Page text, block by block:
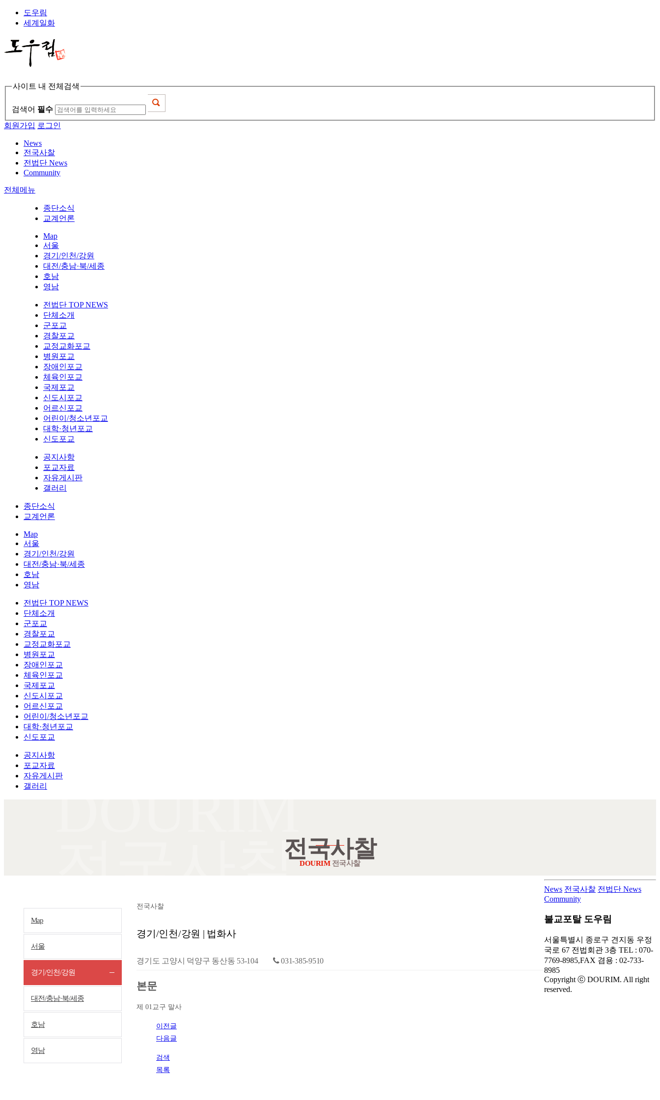
도우림
세계일화
사이트 내 전체검색
검색어 필수
회원가입 로그인
News
전국사찰
전법단 News
Community
전체메뉴
종단소식
교계언론
Map
서울
경기/인천/강원
대전/충남·북/세종
호남
영남
전법단 TOP NEWS
단체소개
군포교
경찰포교
교정교화포교
병원포교
장애인포교
체육인포교
국제포교
신도시포교
어르신포교
어린이/청소년포교
대학·청년포교
신도포교
공지사항
포교자료
자유게시판
갤러리
종단소식
교계언론
Map
서울
경기/인천/강원
대전/충남·북/세종
호남
영남
전법단 TOP NEWS
단체소개
군포교
경찰포교
교정교화포교
병원포교
장애인포교
체육인포교
국제포교
신도시포교
어르신포교
어린이/청소년포교
대학·청년포교
신도포교
공지사항
포교자료
자유게시판
갤러리
전국사찰
DOURIM전국사찰
전국사찰
Map
서울
경기/인천/강원
대전/충남·북/세종
호남
영남
전국사찰
경기/인천/강원 | 법화사
경기도 고양시 덕양구 동산동 53-104 031-385-9510
본문
제 01교구 말사
이전글
다음글
검색
목록
News 전국사찰 전법단 News
Community
불교포탈 도우림
서울특별시 종로구 견지동 우정
국로 67 전법회관 3층 TEL : 070-
7769-8985,FAX 겸용 : 02-733-
8985
Copyright ⓒ DOURIM. All right
reserved.